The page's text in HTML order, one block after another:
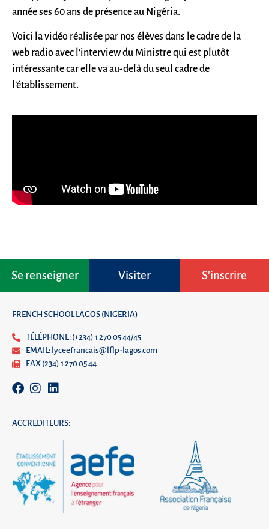
année ses 60 ans de présence au Nigéria.
Voici la vidéo réalisée par nos élèves dans le cadre de la
web radio avec l’interview du Ministre qui est plutôt
intéressante car elle va au-delà du seul cadre de
l’établissement.
Se renseigner Visiter S'inscrire
FRENCH SCHOOL LAGOS (NIGERIA)
TÉLÉPHONE: (+234) 1 270 05 44/45
EMAIL: lyceefrancais@lflp-lagos.com
FAX (234) 1 270 05 44
ACCREDITEURS: